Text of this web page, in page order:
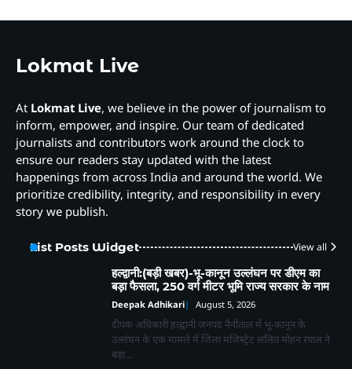
Lokmat Live
At Lokmat Live, we believe in the power of journalism to
inform, empower, and inspire. Our team of dedicated
journalists and contributors work around the clock to
ensure our readers stay updated with the latest
happenings from across India and around the world. We
prioritize credibility, integrity, and responsibility in every
story we publish.
List Posts Widget View all
हल्द्वानी:(बड़ी खबर)-भू-कानून उल्लंघन पर डीएम का
बड़ा फैसला, 250 वर्ग मीटर भूमि राज्य सरकार के नाम
Deepak Adhikari August 5, 2026
दीपक अधिकारी हल्द्वानी जनपद नैनीताल में भू-कानून के
उल्लंघन के एक मामले में जिला मजिस्ट्रेट ललित मोहन रयाल ने
बड़ा…